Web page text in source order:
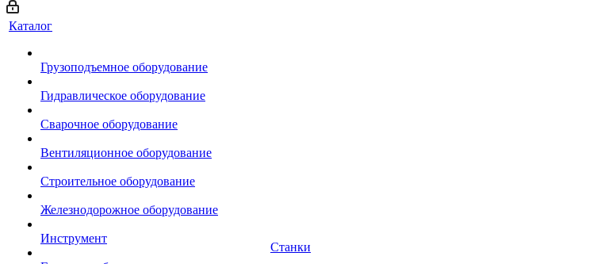
Каталог
Грузоподъемное оборудование
Гидравлическое оборудование
Сварочное оборудование
Вентиляционное оборудование
Строительное оборудование
Железнодорожное оборудование
Инструмент
Станки